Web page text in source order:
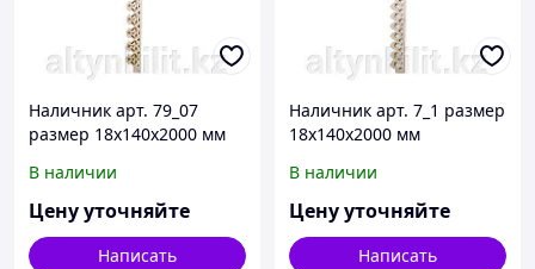
Наличник арт. 79_07
размер 18х140х2000 мм
В наличии
Цену уточняйте
Написать
Наличник арт. 7_1 размер
18х140х2000 мм
В наличии
Цену уточняйте
Написать